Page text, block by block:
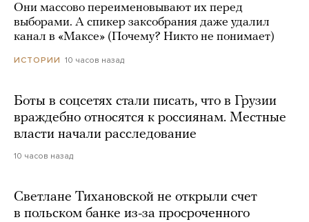
Они массово переименовывают их перед
выборами. А спикер заксобрания даже удалил
канал в «Максе» (Почему? Никто не понимает)
ИСТОРИИ 10 часов назад
Боты в соцсетях стали писать, что в Грузии
враждебно относятся к россиянам. Местные
власти начали расследование
10 часов назад
Светлане Тихановской не открыли счет
в польском банке из-за просроченного